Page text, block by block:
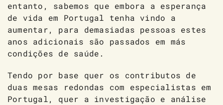
entanto, sabemos que embora a esperança
de vida em Portugal tenha vindo a
aumentar, para demasiadas pessoas estes
anos adicionais são passados em más
condições de saúde.
Tendo por base quer os contributos de
duas mesas redondas com especialistas em
Portugal, quer a investigação e análise